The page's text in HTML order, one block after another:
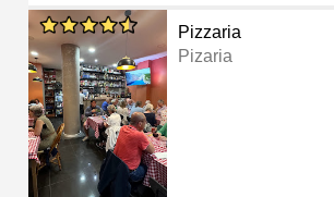
Pizzaria
Pizaria